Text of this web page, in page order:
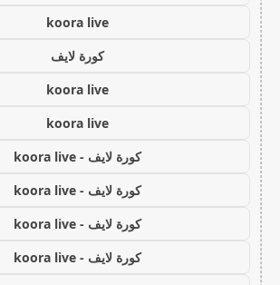
koora live
كورة لايف
koora live
koora live
كورة لايف - koora live
كورة لايف - koora live
كورة لايف - koora live
كورة لايف - koora live